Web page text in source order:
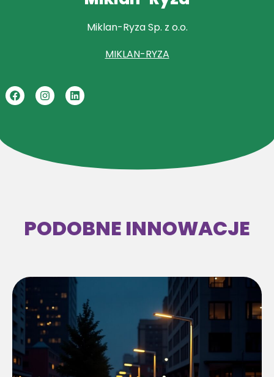
Miklan-Ryza Sp. z o.o.
MIKLAN-RYZA
PODOBNE INNOWACJE